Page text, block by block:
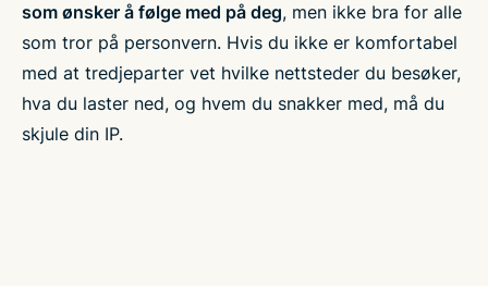
som ønsker å følge med på deg, men ikke bra for alle
som tror på personvern. Hvis du ikke er komfortabel
med at tredjeparter vet hvilke nettsteder du besøker,
hva du laster ned, og hvem du snakker med, må du
skjule din IP.